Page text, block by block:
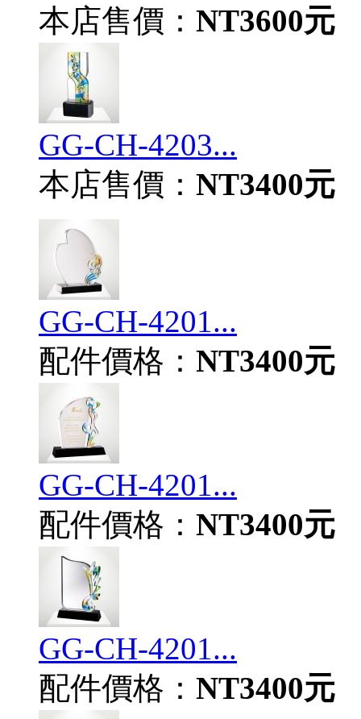
本店售價： NT3600元
GG-CH-4203...
本店售價： NT3400元
GG-CH-4201...
配件價格： NT3400元
GG-CH-4201...
配件價格： NT3400元
GG-CH-4201...
配件價格： NT3400元